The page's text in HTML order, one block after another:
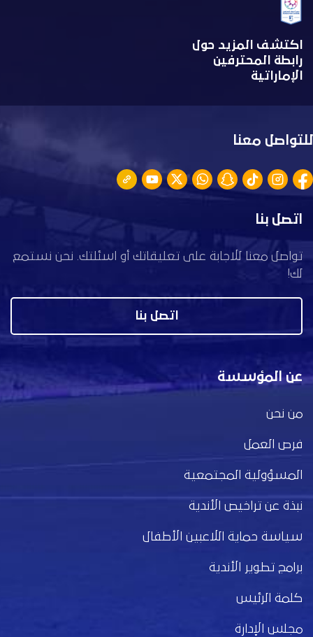
اكتشف المزيد حول
رابطة المحترفين
الإماراتية
للتواصل معنا
اتصل بنا
تواصل معنا للاجابة على تعليقاتك أو اسئلتك. نحن نستمع
لك!
اتصل بنا
عن المؤسسة
من نحن
فرص العمل
المسؤولية المجتمعية
نبذة عن تراخيص الأندية
سياسة حماية اللاعبين الأطفال
برامج تطوير الأندية
كلمة الرئيس
مجلس الإدارة